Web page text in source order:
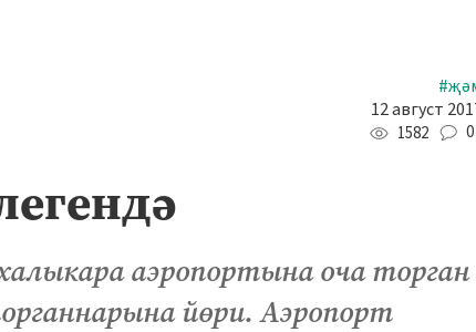
12 август
1582 0
аэропортына оча торган
йөри. Аэропорт